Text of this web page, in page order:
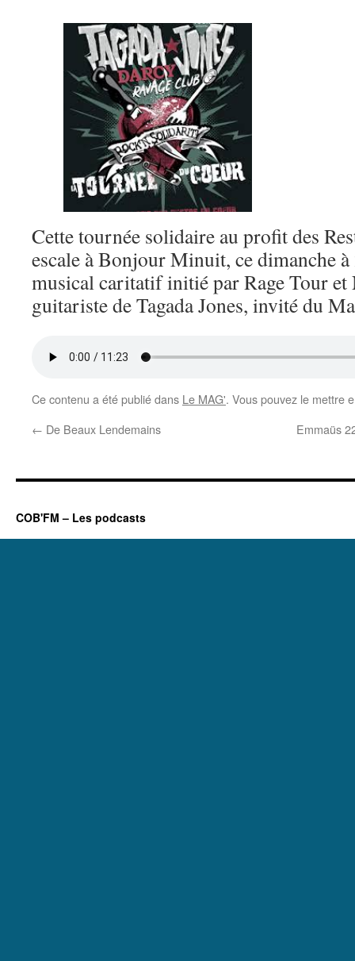
Cette tournée solidaire au profit des
escale à Bonjour Minuit, ce dimanche
musical caritatif initié par Rage Tour et
guitariste de Tagada Jones, invité du
Ce contenu a été publié dans Le MAG'. Vous pouvez le mettre
← De Beaux Lendemains Emmaüs
COB'FM – Les podcasts